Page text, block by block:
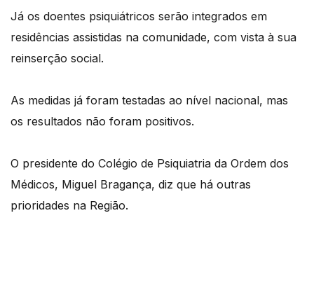
Já os doentes psiquiátricos serão integrados em
residências assistidas na comunidade, com vista à sua
reinserção social.
As medidas já foram testadas ao nível nacional, mas
os resultados não foram positivos.
O presidente do Colégio de Psiquiatria da Ordem dos
Médicos, Miguel Bragança, diz que há outras
prioridades na Região.